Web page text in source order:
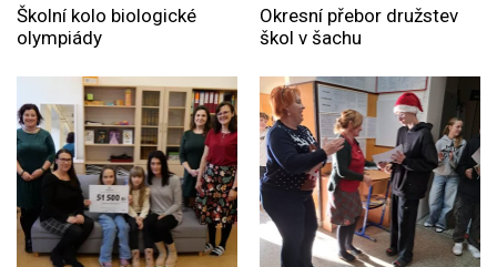
Školní kolo biologické
olympiády
Okresní přebor družstev
škol v šachu